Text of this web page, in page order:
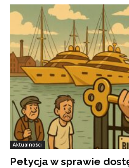
Aktualności
Petycja w sprawie